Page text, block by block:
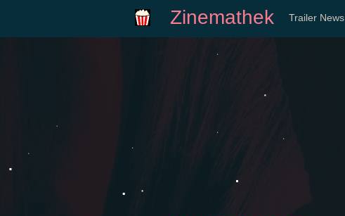
Zinemathek Trailer News